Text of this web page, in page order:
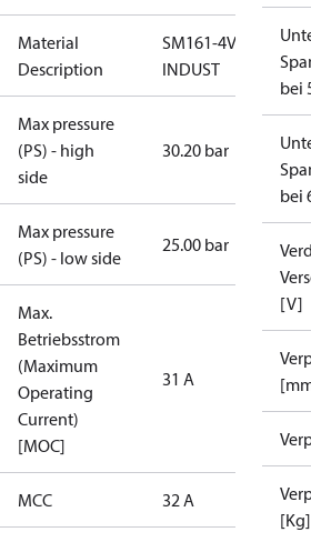
Material
Description
SM161-4VC-
INDUST
Max pressure
(PS) - high
side
30.20 bar
Max pressure
(PS) - low side
25.00 bar
Max.
Betriebsstrom
(Maximum
Operating
Current)
[MOC]
31 A
MCC 32 A
bei
bei
[V]
[Kg]